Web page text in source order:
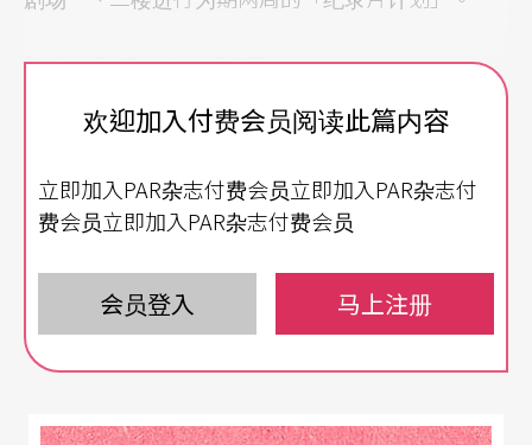
鹣鲽情深 走过低谷相携至今
虽说是为舞团十五年做纪录，但其实「舞团是到第
十一年才拿到扶植团队，能见度也才跟著上升。」
吴品仪表示。那前十年呢？「是磨练吧，高低起伏
们一路走到这里，不然我的个性其实是容易放弃
的。有时候想放弃，但看他一个人在那辛苦，我不
吴品仪直爽而真挚地说，相对感性的李名正则一旁
欢迎加入付费会员阅读此篇内容
立即加入PAR杂志付费会员立即加入PAR杂志付
费会员立即加入PAR杂志付费会员
会员登入 马上注册